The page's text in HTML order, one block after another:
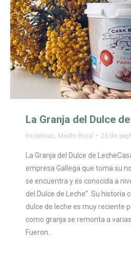
La Granja del Dulce
Iniciativas Medio Rural 25 de
La Granja del Dulce de
empresa Gallega que toma su
se encuentra y es conocida a
del Dulce de Leche”. Su historia
dulce de leche es muy reciente
como granja se remonta a
Fueron…